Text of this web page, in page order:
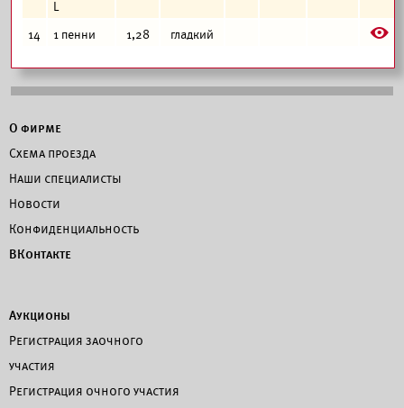
L
14 1 пенни 1,28 гладкий E
О фирме
Схема проезда
Наши специалисты
Новости
Конфиденциальность
ВКонтакте
Аукционы
Регистрация заочного
участия
Регистрация очного участия